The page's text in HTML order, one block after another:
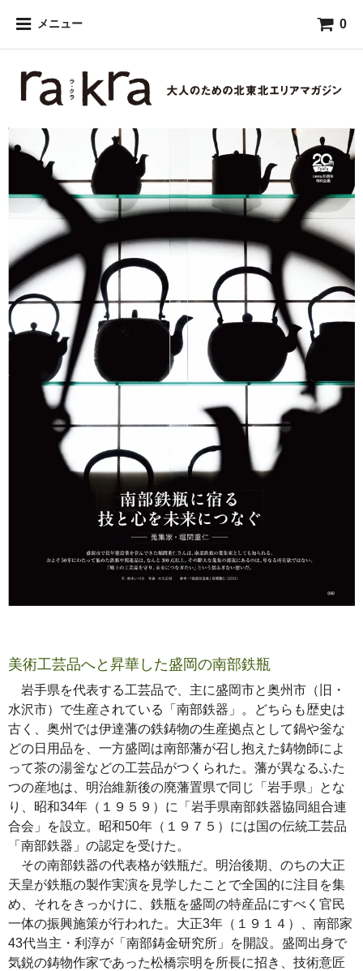
メニュー 0
美術工芸品へと昇華した盛岡の南部鉄瓶
岩手県を代表する工芸品で、主に盛岡市と奥州市（旧・
水沢市）で生産されている「南部鉄器」。どちらも歴史は
古く、奥州では伊達藩の鉄鋳物の生産拠点として鍋や釡な
どの日用品を、一方盛岡は南部藩が召し抱えた鋳物師によ
って茶の湯釡などの工芸品がつくられた。藩が異なるふた
つの産地は、明治維新後の廃藩置県で同じ「岩手県」とな
り、昭和34年（１９５９）に「岩手県南部鉄器協同組合連
合会」を設立。昭和50年（１９７５）には国の伝統工芸品
「南部鉄器」の認定を受けた。
その南部鉄器の代表格が鉄瓶だ。明治後期、のちの大正
天皇が鉄瓶の製作実演を見学したことで全国的に注目を集
め、それをきっかけに、鉄瓶を盛岡の特産品にすべく官民
一体の振興施策が行われた。大正3年（１９１４）、南部家
43代当主・利淳が「南部鋳金研究所」を開設。盛岡出身で
気鋭の鋳物作家であった松橋宗明を所長に招き、技術意匠